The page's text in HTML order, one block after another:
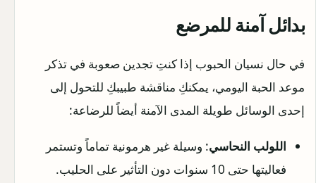
بدائل آمنة للمرضع
في حال نسيان الحبوب إذا كنتِ تجدين صعوبة في تذكر
موعد الحبة اليومي، يمكنكِ مناقشة طبيبكِ للتحول إلى
إحدى الوسائل طويلة المدى الآمنة أيضاً للرضاعة:
اللولب النحاسي: وسيلة غير هرمونية تماماً وتستمر
فعاليتها حتى 10 سنوات دون التأثير على الحليب.